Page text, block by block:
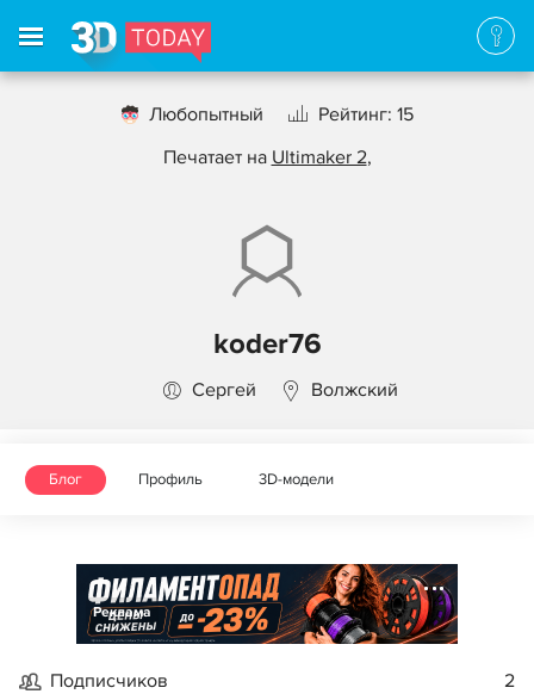
Любопытный
Рейтинг: 15
Печатает на Ultimaker 2,
koder76
Сергей Волжский
Блог Профиль 3D-модели
Реклама
Подписчиков 2